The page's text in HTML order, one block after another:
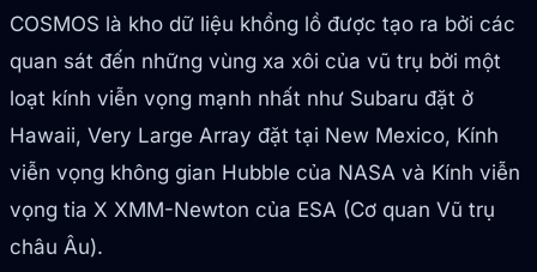
COSMOS là kho dữ liệu khổng lồ được tạo ra bởi các
quan sát đến những vùng xa xôi của vũ trụ bởi một
loạt kính viễn vọng mạnh nhất như Subaru đặt ở
Hawaii, Very Large Array đặt tại New Mexico, Kính
viễn vọng không gian Hubble của NASA và Kính viễn
vọng tia X XMM-Newton của ESA (Cơ quan Vũ trụ
châu Âu).